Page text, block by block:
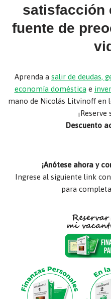
satisfacción
fuente de
Aprenda a salir de deudas,
economía doméstica e
mano de Nicolás Litvinoff en
¡Reserve
Descuento
¡Anótese ahora y
Ingrese al siguiente link
para